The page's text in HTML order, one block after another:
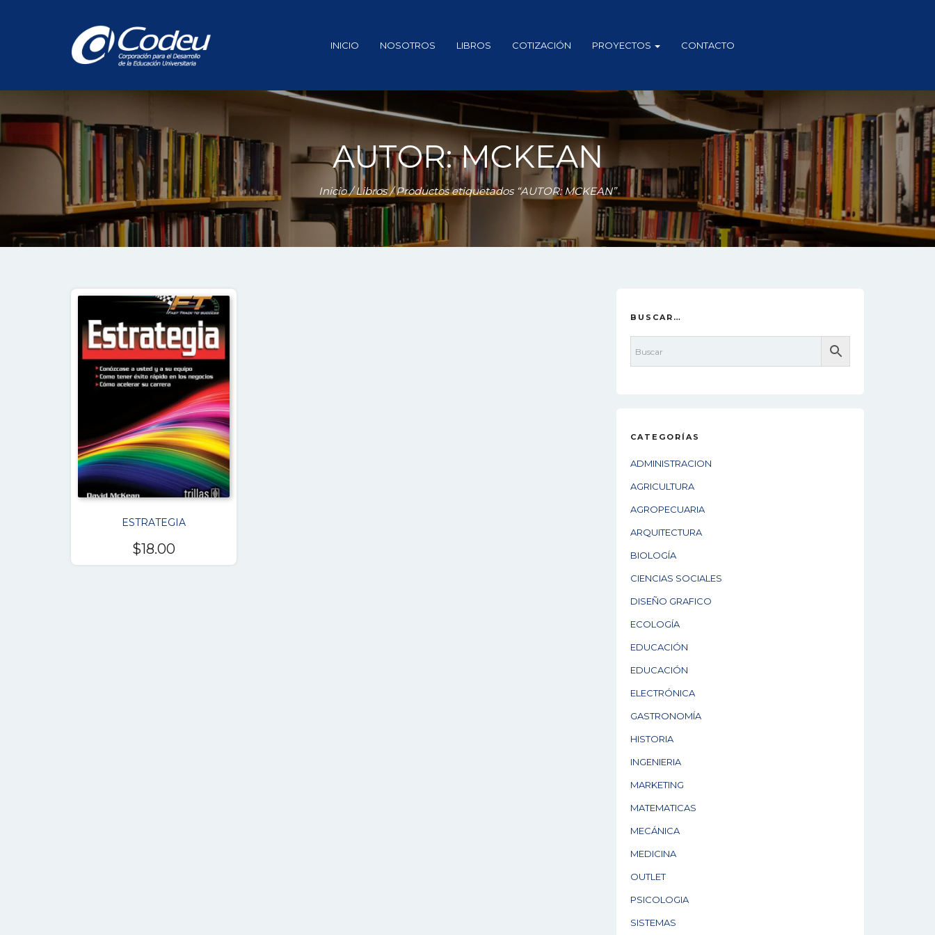
INICIO NOSOTROS LIBROS COTIZACIÓN PROYECTOS CONTACTO
AUTOR: MCKEAN
Inicio/Libros/ Productos etiquetados “AUTOR: MCKEAN”
ESTRATEGIA
$18.00
BUSCAR…
CATEGORÍAS
ADMINISTRACION
AGRICULTURA
AGROPECUARIA
ARQUITECTURA
BIOLOGÍA
CIENCIAS SOCIALES
DISEÑO GRAFICO
ECOLOGÍA
EDUCACIÓN
EDUCACIÓN
ELECTRÓNICA
GASTRONOMÍA
HISTORIA
INGENIERIA
MARKETING
MATEMATICAS
MECÁNICA
MEDICINA
OUTLET
PSICOLOGIA
SISTEMAS